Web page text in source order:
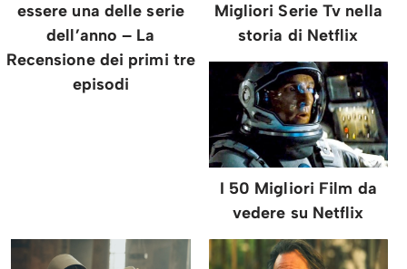
essere una delle serie
dell’anno – La
Recensione dei primi tre
episodi
Migliori Serie Tv nella
storia di Netflix
I 50 Migliori Film da
vedere su Netflix